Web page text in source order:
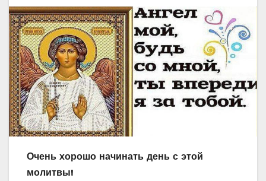
Очень хорошо начинать день с этой
молитвы!